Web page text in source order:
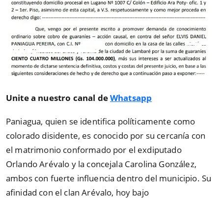
Unite a nuestro canal deWhatsapp
Paniagua, quien se identifica políticamente como
colorado disidente, es conocido por su cercanía con
el matrimonio conformado por el exdiputado
Orlando Arévalo y la concejala Carolina González,
ambos con fuerte influencia dentro del municipio. Su
afinidad con el clan Arévalo, hoy bajo